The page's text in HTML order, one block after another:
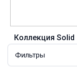
Коллекция Solid
Фильтры